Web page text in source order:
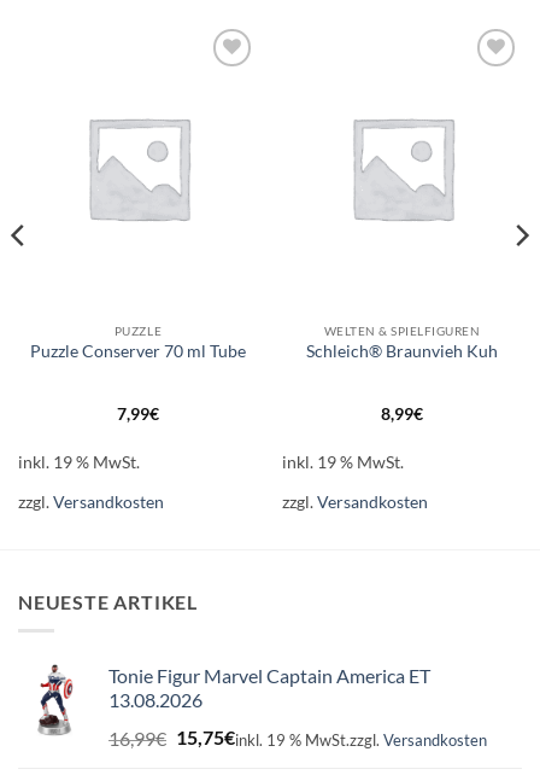
PUZZLE
Puzzle Conserver 70 ml Tube
7,99€
inkl. 19 % MwSt.
zzgl.Versandkosten
WELTEN & SPIELFIGUREN
Schleich® Braunvieh Kuh
8,99€
inkl. 19 % MwSt.
zzgl.Versandkosten
NEUESTE ARTIKEL
Tonie Figur Marvel Captain America ET
13.08.2026
16,99€ Ursprünglicher
15,75€Aktueller
inkl. 19 % MwSt.zzgl. Versandkosten